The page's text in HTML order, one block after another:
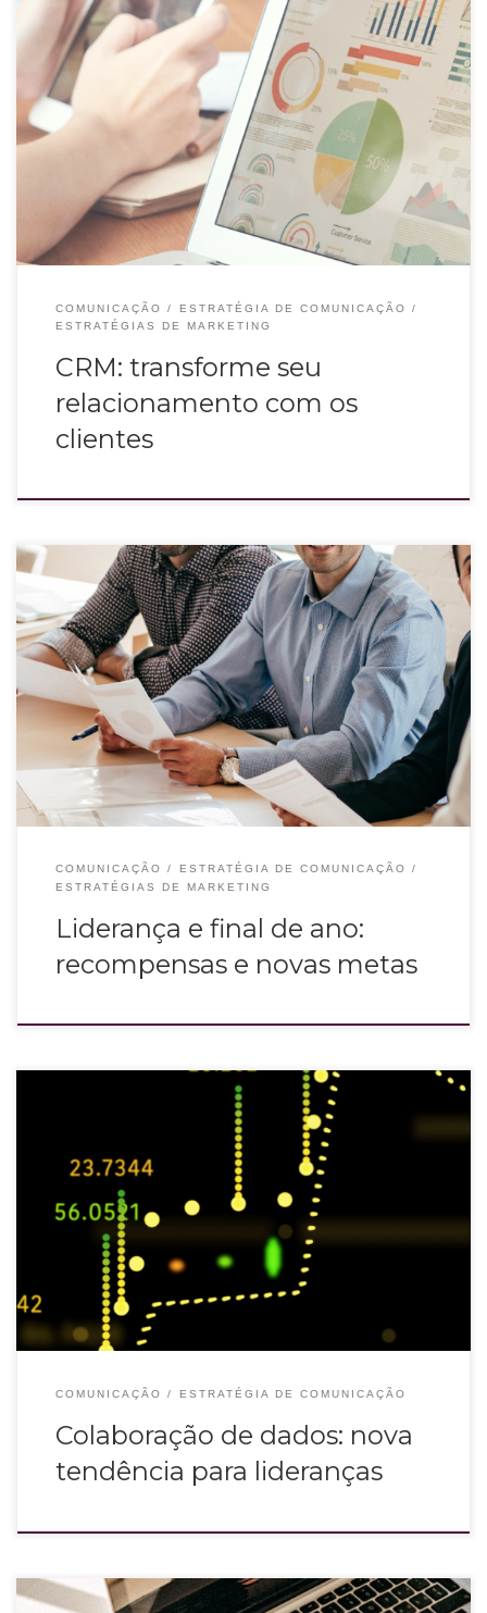
Reunião de CRM com apresentação de dados estatísticos.
COMUNICAÇÃO
ESTRATÉGIA DE COMUNICAÇÃO
ESTRATÉGIAS DE MARKETING
CRM: transforme seu
relacionamento com os
clientes
O final do ano chegou e com ele fazemos uma avaliação das metas e
conquistas. Isso vale para o time e também para você, liderança!
COMUNICAÇÃO
ESTRATÉGIA DE COMUNICAÇÃO
ESTRATÉGIAS DE MARKETING
Liderança e final de ano:
recompensas e novas metas
A transformação digital trouxe novas possibilidades de negócios, produtos e
serviços. A colaboração de dados veio para dar suporte a tudo isso. Mas o
que isso significa exatamente? A colaboração de dados nada mais é do que a
integração de informações vindas de diversas fontes para alcançar
objetivos comuns. Essa
COMUNICAÇÃO ESTRATÉGIA DE COMUNICAÇÃO
Colaboração de dados: nova
tendência para lideranças